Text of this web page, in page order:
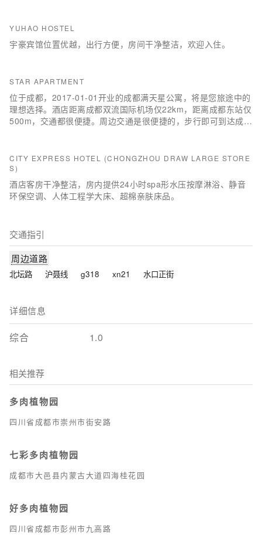
通十分便利。周围饭店小吃琳琅满目，可随时随地品尝新都地区
各色小吃。本店秉承全心全意为客人服务的宗旨，竭诚为每一位
顾客服务，让您感受到家的温馨，全兴欢迎您的光临。
YUHAO HOSTEL
宇豪宾馆位置优越，出行方便，房间干净整洁，欢迎入住。
STAR APARTMENT
位于成都，2017-01-01开业的成都满天星公寓，将是您旅途中的
理想选择。酒店距离成都双流国际机场仅22km，距离成都东站仅
500m，交通都很便捷。周边交通是很便捷的，步行即可到达成都
CITY EXPRESS HOTEL (CHONGZHOU DRAW LARGE STORE
S)
酒店客房干净整洁，房内提供24小时spa形水压按摩淋浴、静音
环保空调、人体工程学大床、超棉亲肤床品。
交通指引
周边道路
北坛路 沪聂线 g318 xn21 水口正街
详细信息
综合 1.0
相关推荐
多肉植物园
四川省成都市崇州市街安路
七彩多肉植物园
成都市大邑县内蒙古大道四海桂花园
好多肉植物园
四川省成都市彭州市九高路